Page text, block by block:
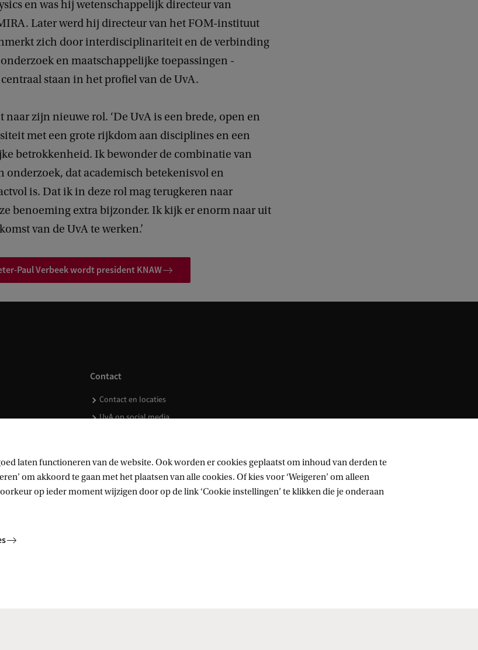
en was hij wetenschappelijk directeur van
Later werd hij directeur van het FOM-instituut
zich door interdisciplinariteit en de verbinding
en maatschappelijke toepassingen -
staan in het profiel van de UvA.
zijn nieuwe rol. ‘De UvA is een brede, open en
met een grote rijkdom aan disciplines en een
betrokkenheid. Ik bewonder de combinatie van
onderzoek, dat academisch betekenisvol en
is. Dat ik in deze rol mag terugkeren naar
benoeming extra bijzonder. Ik kijk er enorm naar uit
van de UvA te werken.’
Paul Verbeek wordt president KNAW
Contact
Contact en locaties
UvA op social media
laten functioneren van de website. Ook worden er cookies geplaatst om inhoud van derden te
om akkoord te gaan met het plaatsen van alle cookies. Of kies voor ‘Weigeren’ om alleen
op ieder moment wijzigen door op de link ‘Cookie instellingen’ te klikken die je onderaan